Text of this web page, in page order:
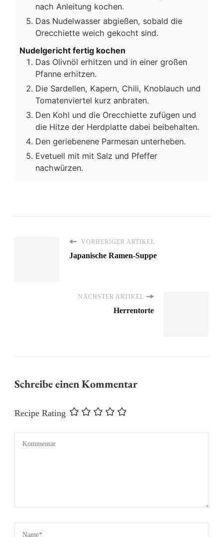
nach Anleitung kochen.
Das Nudelwasser abgießen, sobald die
Orecchiette weich gekocht sind.
Nudelgericht fertig kochen
Das Olivnöl erhitzen und in einer großen
Pfanne erhitzen.
Die Sardellen, Kapern, Chili, Knoblauch und
Tomatenviertel kurz anbraten.
Den Kohl und die Orecchiette zufügen und
die Hitze der Herdplatte dabei beibehalten.
Den geriebenene Parmesan unterheben.
Evetuell mit mit Salz und Pfeffer
nachwürzen.
VORHERIGER ARTIKEL
Japanische Ramen-Suppe
NÄCHSTER ARTIKEL
Herrentorte
Schreibe einen Kommentar
Recipe Rating